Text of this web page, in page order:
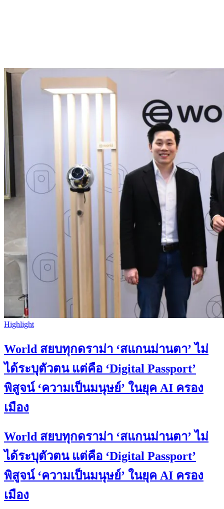
Highlight
World สยบทุกดราม่า ‘สแกนม่านตา’ ไม่
ได้ระบุตัวตน แต่คือ ‘Digital Passport’
พิสูจน์ ‘ความเป็นมนุษย์’ ในยุค AI ครอง
เมือง
World สยบทุกดราม่า ‘สแกนม่านตา’ ไม่
ได้ระบุตัวตน แต่คือ ‘Digital Passport’
พิสูจน์ ‘ความเป็นมนุษย์’ ในยุค AI ครอง
เมือง